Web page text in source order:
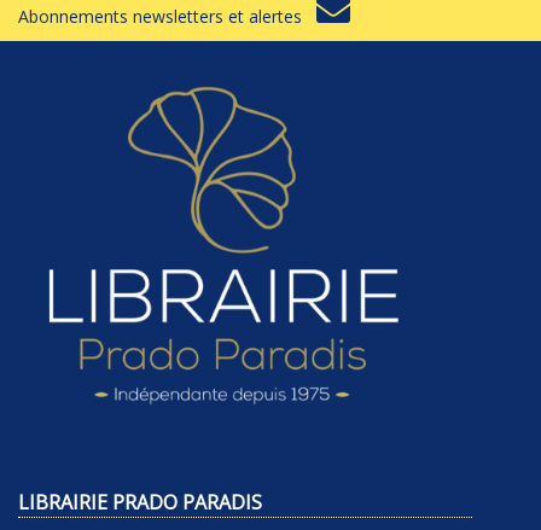
Abonnements newsletters et alertes
LIBRAIRIE PRADO PARADIS